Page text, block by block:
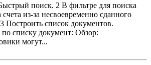
поиск. 2 В фильтре для поиска
из-за несвоевременно сданного
Построить список документов.
списку документ: Обзор:
могут...